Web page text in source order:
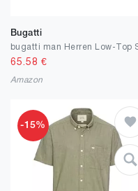
Bugatti
65.58 €
Amazon
-15%